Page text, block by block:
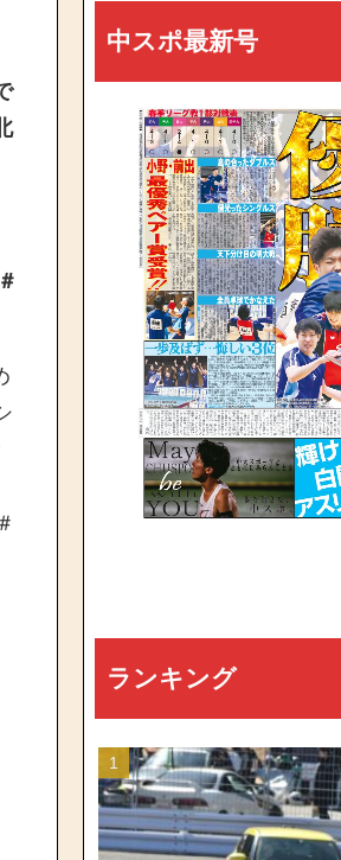
中スポ最新号
ランキング